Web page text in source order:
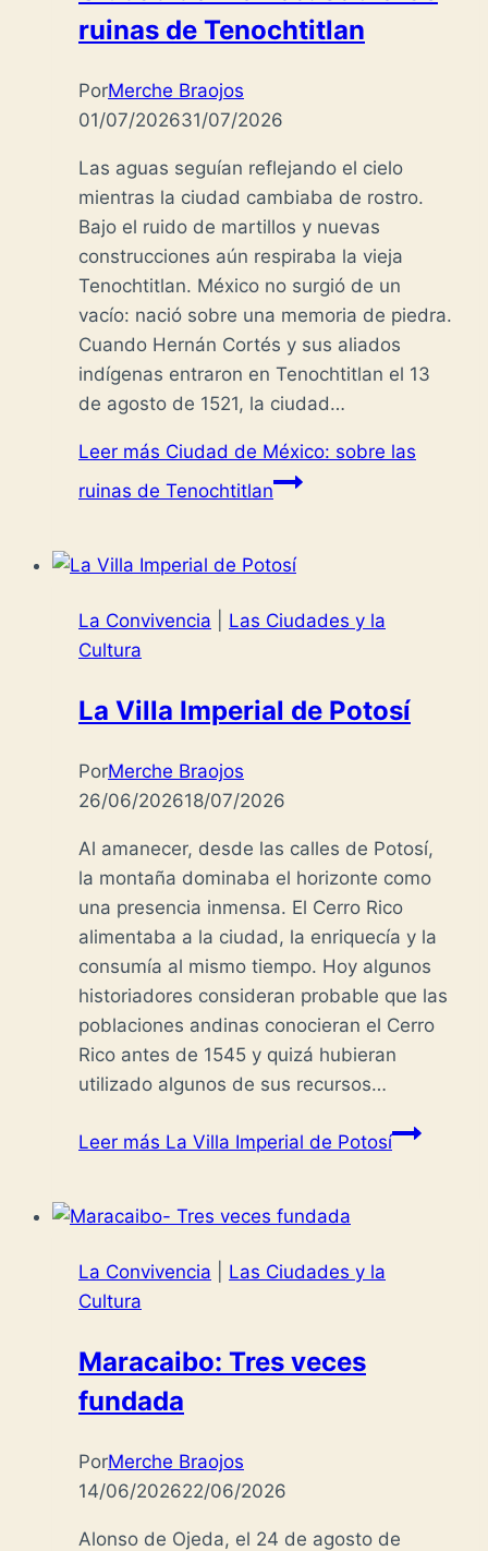
ruinas de Tenochtitlan
PorMerche Braojos
01/07/202631/07/2026
Las aguas seguían reflejando el cielo
mientras la ciudad cambiaba de rostro.
Bajo el ruido de martillos y nuevas
construcciones aún respiraba la vieja
Tenochtitlan. México no surgió de un
vacío: nació sobre una memoria de piedra.
Cuando Hernán Cortés y sus aliados
indígenas entraron en Tenochtitlan el 13
de agosto de 1521, la ciudad…
Leer más Ciudad de México: sobre las
ruinas de Tenochtitlan
La Convivencia
Las Ciudades y la
Cultura
La Villa Imperial de Potosí
PorMerche Braojos
26/06/202618/07/2026
Al amanecer, desde las calles de Potosí,
la montaña dominaba el horizonte como
una presencia inmensa. El Cerro Rico
alimentaba a la ciudad, la enriquecía y la
consumía al mismo tiempo. Hoy algunos
historiadores consideran probable que las
poblaciones andinas conocieran el Cerro
Rico antes de 1545 y quizá hubieran
utilizado algunos de sus recursos…
Leer más La Villa Imperial de Potosí
La Convivencia
Las Ciudades y la
Cultura
Maracaibo: Tres veces
fundada
PorMerche Braojos
14/06/202622/06/2026
Alonso de Ojeda, el 24 de agosto de